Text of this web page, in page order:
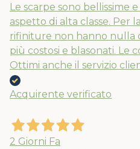
Le scarpe sono bellissime
aspetto di alta classe. Per
rifiniture non hanno nulla
più costosi e blasonati. Le
Ottimi anche il servizio
Acquirente verificato
2 Giorni Fa